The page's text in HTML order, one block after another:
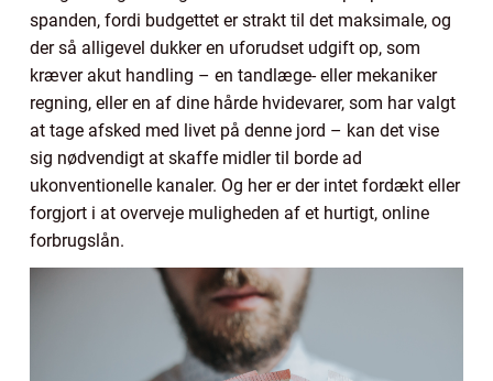
spanden, fordi budgettet er strakt til det maksimale, og
der så alligevel dukker en uforudset udgift op, som
kræver akut handling – en tandlæge- eller mekaniker
regning, eller en af dine hårde hvidevarer, som har valgt
at tage afsked med livet på denne jord – kan det vise
sig nødvendigt at skaffe midler til borde ad
ukonventionelle kanaler. Og her er der intet fordækt eller
forgjort i at overveje muligheden af et hurtigt, online
forbrugslån.